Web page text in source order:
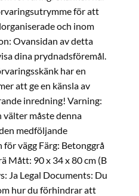
för att
och inom
Ovansidan av detta
dina prydnadsföremål.
har en
att ge en känsla av
inredning! Varning:
måste denna
medföljande
vägg Färg: Betonggrå
Mått: 90 x 34 x 80 cm (B
Ja Legal Documents: Du
hur du förhindrar att